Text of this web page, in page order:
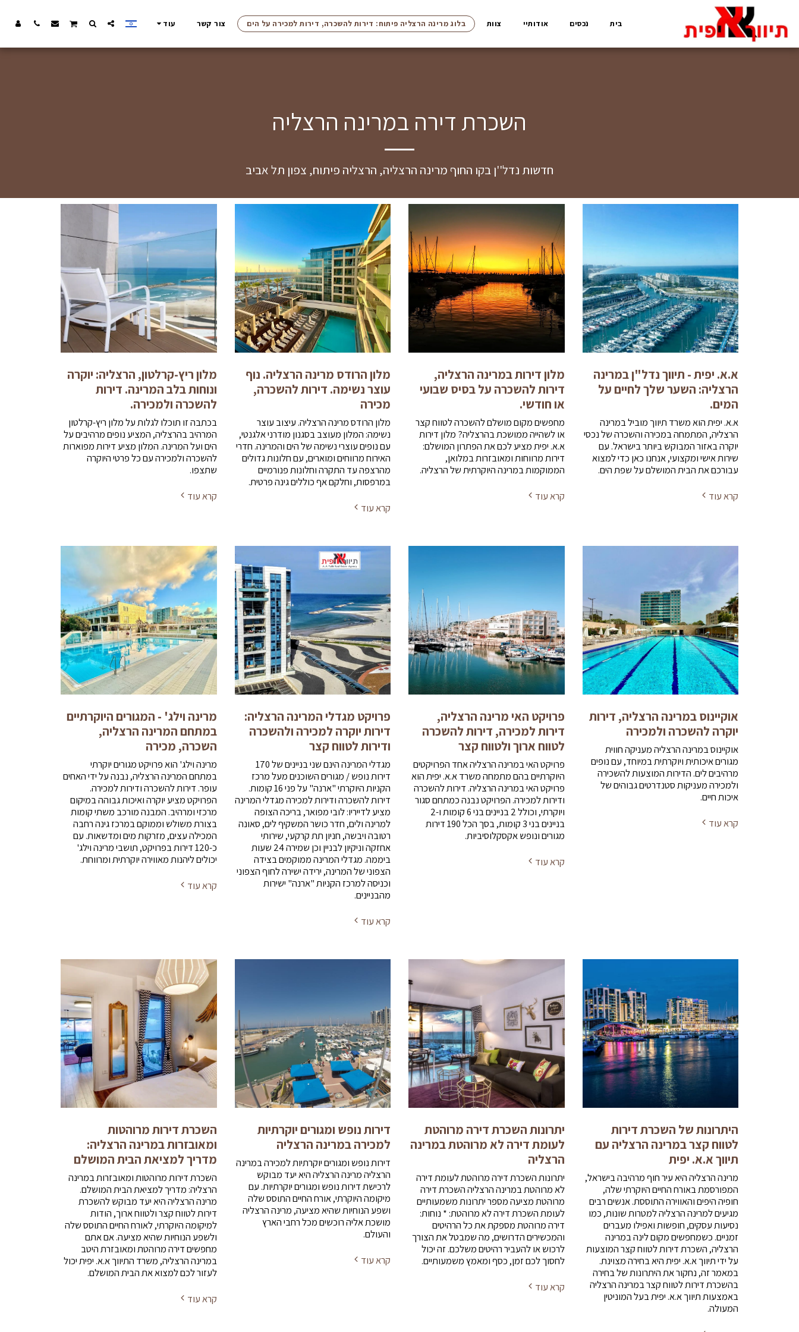
בית נכסים אודותיי צוות בלוג מרינה הרצליה פיתוח: דירות להשכרה, דירות למכירה על הים צור קשר עוד
השכרת דירה במרינה הרצליה
חדשות נדל''ן בקו החוף מרינה הרצליה, הרצליה פיתוח, צפון תל אביב
א.א. יפית - תיווך נדל"ן במרינה
הרצליה: השער שלך לחיים על
המים.
א.א. יפית הוא משרד תיווך מוביל במרינה
הרצליה, המתמחה במכירה והשכרה של נכסי
יוקרה באזור המבוקש ביותר בישראל. עם
שירות אישי ומקצועי, אנחנו כאן כדי למצוא
עבורכם את הבית המושלם על שפת הים.
קרא עוד
מלון דירות במרינה הרצליה,
דירות להשכרה על בסיס שבועי
או חודשי.
מחפשים מקום מושלם להשכרה לטווח קצר
או לשהייה ממושכת בהרצליה? מלון דירות
א.א. יפית מציע לכם את הפתרון המושלם:
דירות מרווחות ומאובזרות במלואן,
הממוקמות במרינה היוקרתית של הרצליה.
קרא עוד
מלון הרודס מרינה הרצליה. נוף
עוצר נשימה. דירות להשכרה,
מכירה
מלון הרודס מרינה הרצליה. עיצוב עוצר
נשימה: המלון מעוצב בסגנון מודרני אלגנטי,
עם נופים עוצרי נשימה של הים והמרינה. חדרי
האירוח מרווחים ומוארים, עם חלונות גדולים
מהרצפה עד התקרה וחלונות פנורמיים
במרפסות, וחלקם אף כוללים גינה פרטית.
קרא עוד
מלון ריץ-קרלטון, הרצליה: יוקרה
ונוחות בלב המרינה. דירות
להשכרה ולמכירה.
בכתבה זו תוכלו לגלות על מלון ריץ-קרלטון
המרהיב בהרצליה, המציע נופים מרהיבים על
הים ועל המרינה. המלון מציע דירות מפוארות
להשכרה ולמכירה עם כל פרטי היוקרה
שתצפו.
קרא עוד
אוקיינוס במרינה הרצליה, דירות
יוקרה להשכרה ולמכירה
אוקיינוס במרינה הרצליה מעניקה חווית
מגורים איכותית ויוקרתית במיוחד, עם נופים
מרהיבים לים. הדירות המוצעות להשכירה
ולמכירה מעניקות סטנדרטים גבוהים של
איכות חיים.
קרא עוד
פרויקט האי מרינה הרצליה,
דירות למכירה, דירות להשכרה
לטווח ארוך ולטווח קצר
פרויקט האי במרינה הרצליה אחד הפרויקטים
היוקרתיים בהם מתמחה משרד א.א. יפית הוא
פרויקט האי במרינה הרצליה. דירות להשכרה
ודירות למכירה. הפרויקט נבנה כמתחם סגור
ויוקרתי, וכולל 2 בניינים בני 6 קומות ו-2
בניינים בני 3 קומות, בסך הכל 190 דירות
מגורים ונופש אקסקלוסיביות.
קרא עוד
פרויקט מגדלי המרינה הרצליה:
דירות יוקרה למכירה ולהשכרה
ודירות לטווח קצר
מגדלי המרינה הינם שני בניינים של 170
דירות נופש / מגורים השוכנים מעל מרכז
הקניות היוקרתי "ארנה" על פני 16 קומות.
דירות להשכרה ודירות למכירה מגדלי המרינה
מציע לדייריו: לובי מפואר, בריכה הצופה
למרינה ולים, חדר כושר המשקיף לים, סאונה
רטובה ויבשה, חניון תת קרקעי, שירותי
אחזקה וניקיון לבניין וכן שמירה 24 שעות
ביממה. מגדלי המרינה ממוקמים בצידה
הצפוני של המרינה, ירידה ישירה לחוף הצפוני
וכניסה למרכז הקניות "ארנה" ישירות
מהבניינים.
קרא עוד
מרינה וילג' - המגורים היוקרתיים
במתחם המרינה הרצליה,
השכרה, מכירה
מרינה וילג' הוא פרויקט מגורים יוקרתי
במתחם המרינה הרצליה, נבנה על ידי האחים
עופר. דירות להשכרה ודירות למכירה.
הפרויקט מציע יוקרה ואיכות גבוהה במיקום
מרכזי ומרהיב. המבנה מורכב משתי קומות
בצורת משולש וממוקם במרכז גינה רחבה
המכילה עצים, מזרקות מים ומדשאות. עם
כ-120 דירות בפרויקט, תושבי מרינה וילג'
יכולים ליהנות מאווירה יוקרתית ומרווחת.
קרא עוד
היתרונות של השכרת דירות
לטווח קצר במרינה הרצליה עם
תיווך א.א. יפית
מרינה הרצליה היא עיר חוף מרהיבה בישראל,
המפורסמת באורח החיים היוקרתי שלה,
חופיה היפים והאווירה התוססת. אנשים רבים
מגיעים למרינה הרצליה למטרות שונות, כמו
נסיעות עסקים, חופשות ואפילו מעברים
זמניים. כשמחפשים מקום לינה במרינה
הרצליה, השכרת דירות לטווח קצר המוצעות
על ידי תיווך א.א. יפית היא בחירה מצוינת.
במאמר זה, נחקור את היתרונות של בחירה
בהשכרת דירות לטווח קצר במרינה הרצליה
באמצעות תיווך א.א. יפית בעל המוניטין
המעולה.
יתרונות השכרת דירה מרוהטת
לעומת דירה לא מרוהטת במרינה
הרצליה
יתרונות השכרת דירה מרוהטת לעומת דירה
לא מרוהטת במרינה הרצליה השכרת דירה
מרוהטת מציעה מספר יתרונות משמעותיים
לעומת השכרת דירה לא מרוהטת: * נוחות:
דירה מרוהטת מספקת את כל הרהיטים
והמכשירים הדרושים, מה שמבטל את הצורך
לרכוש או להעביר רהיטים משלכם. זה יכול
לחסוך לכם זמן, כסף ומאמץ משמעותיים.
קרא עוד
דירות נופש ומגורים יוקרתיות
למכירה במרינה הרצליה
דירות נופש ומגורים יוקרתיות למכירה במרינה
הרצליה מרינה הרצליה היא יעד מבוקש
לרכישת דירות נופש ומגורים יוקרתיות. עם
מיקומה היוקרתי, אורח החיים התוסס שלה
ושפע הנוחיות שהיא מציעה, מרינה הרצליה
מושכת אליה רוכשים מכל רחבי הארץ
והעולם.
קרא עוד
השכרת דירות מרוהטות
ומאובזרות במרינה הרצליה:
מדריך למציאת הבית המושלם
השכרת דירות מרוהטות ומאובזרות במרינה
הרצליה: מדריך למציאת הבית המושלם.
מרינה הרצליה היא יעד מבוקש להשכרת
דירות לטווח קצר ולטווח ארוך, הודות
למיקומה היוקרתי, לאורח החיים התוסס שלה
ולשפע הנוחיות שהיא מציעה. אם אתם
מחפשים דירה מרוהטת ומאובזרת היטב
במרינה הרצליה, משרד התיווך א.א. יפית יכול
לעזור לכם למצוא את הבית המושלם.
קרא עוד